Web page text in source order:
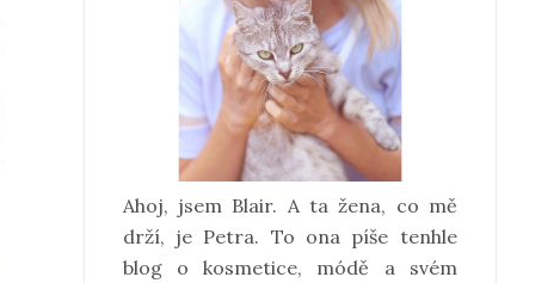
Ahoj, jsem Blair. A ta žena, co mě
drží, je Petra. To ona píše tenhle
blog o kosmetice, módě a svém